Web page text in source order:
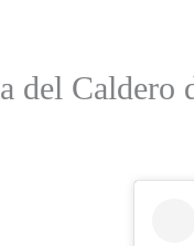
del Caldero